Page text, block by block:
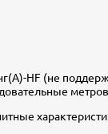
HF (не